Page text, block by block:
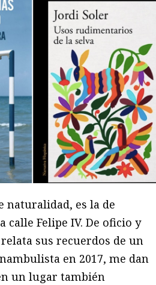
naturalidad, es la de
calle Felipe IV. De oficio y
relata sus recuerdos de un
en 2017, me dan
un lugar también